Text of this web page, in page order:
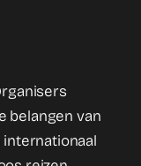
belangen van